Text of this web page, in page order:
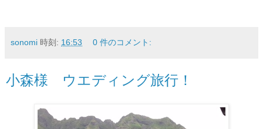
sonomi 時刻: 16:53 0 件のコメント:
小森様 ウエディング旅行！